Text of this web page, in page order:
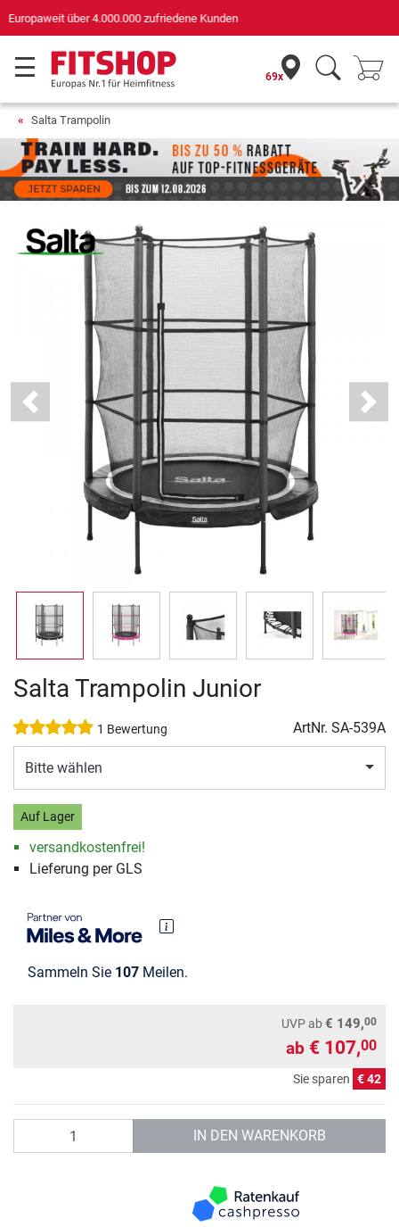
für Sportgeräte (n-tv+DISQ 2016-2024)
69x
Salta Trampolin
Previous Next
Salta Trampolin Junior
1 Bewertung ArtNr. SA-539A
Bitte wählen
Auf Lager
versandkostenfrei!
Lieferung per GLS
Sammeln Sie 107 Meilen.
UVPab € 149,00
ab € 107,00
Sie sparen € 42
IN DEN WARENKORB